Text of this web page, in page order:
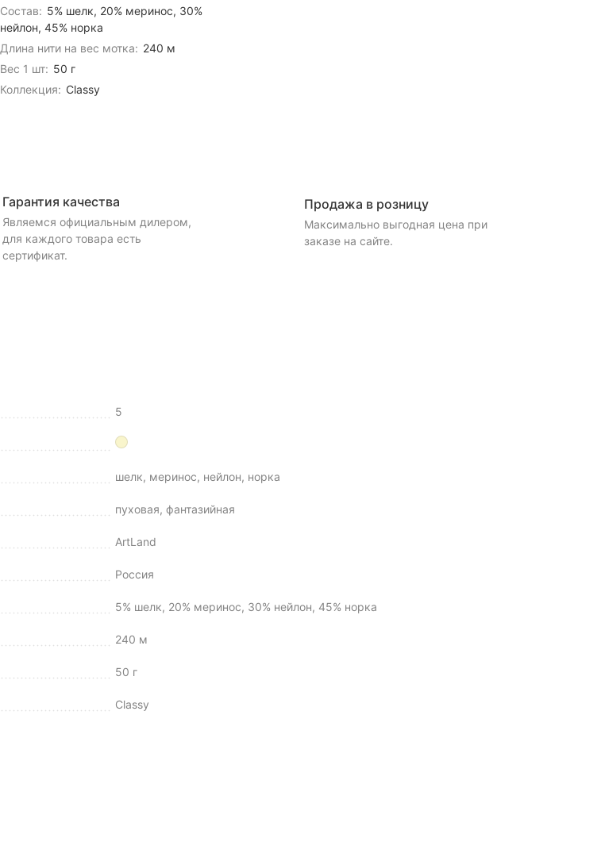
Состав: 5% шелк, 20% меринос, 30%
нейлон, 45% норка
Длина нити на вес мотка: 240 м
Вес 1 шт: 50 г
Коллекция: Classy
Гарантия качества
Являемся официальным дилером,
для каждого товара есть
сертификат.
Продажа в розницу
Максимально выгодная цена при
заказе на сайте.
5
шелк, меринос, нейлон, норка
пуховая, фантазийная
ArtLand
Россия
5% шелк, 20% меринос, 30% нейлон, 45% норка
240 м
50 г
Classy